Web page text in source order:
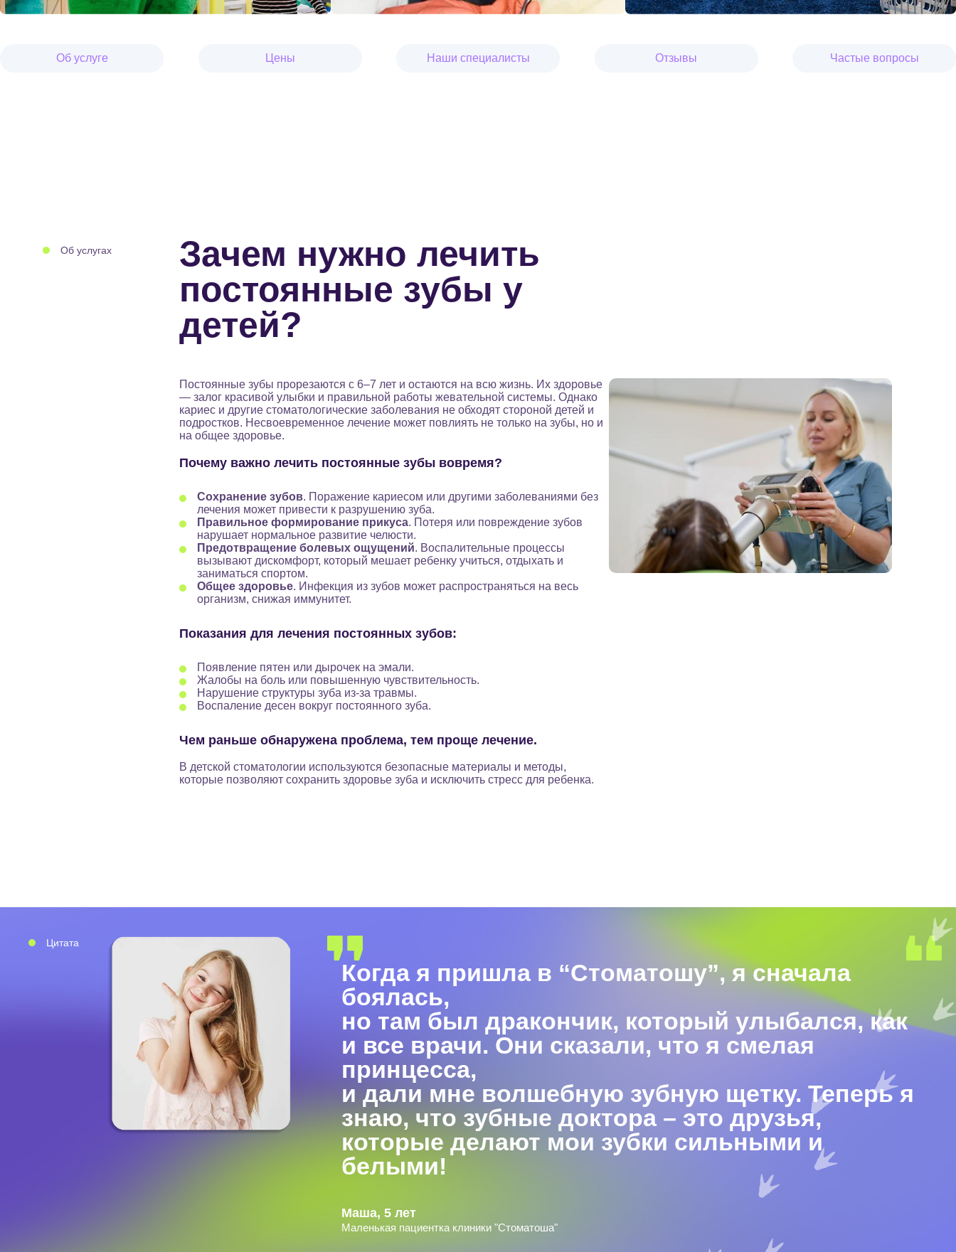
Об услуге Цены Наши специалисты Отзывы Частые вопросы
Об услугах
Зачем нужно лечить
постоянные зубы у
детей?
Постоянные зубы прорезаются с 6–7 лет и остаются на всю жизнь. Их здоровье
— залог красивой улыбки и правильной работы жевательной системы. Однако
кариес и другие стоматологические заболевания не обходят стороной детей и
подростков. Несвоевременное лечение может повлиять не только на зубы, но и
на общее здоровье.
Почему важно лечить постоянные зубы вовремя?
Сохранение зубов. Поражение кариесом или другими заболеваниями без
лечения может привести к разрушению зуба.
Правильное формирование прикуса. Потеря или повреждение зубов
нарушает нормальное развитие челюсти.
Предотвращение болевых ощущений. Воспалительные процессы
вызывают дискомфорт, который мешает ребенку учиться, отдыхать и
заниматься спортом.
Общее здоровье. Инфекция из зубов может распространяться на весь
организм, снижая иммунитет.
Показания для лечения постоянных зубов:
Появление пятен или дырочек на эмали.
Жалобы на боль или повышенную чувствительность.
Нарушение структуры зуба из-за травмы.
Воспаление десен вокруг постоянного зуба.
Чем раньше обнаружена проблема, тем проще лечение.
В детской стоматологии используются безопасные материалы и методы,
которые позволяют сохранить здоровье зуба и исключить стресс для ребенка.
Цитата
Когда я пришла в “Стоматошу”, я сначала
боялась,
но там был дракончик, который улыбался, как
и все врачи. Они сказали, что я смелая
принцесса,
и дали мне волшебную зубную щетку. Теперь я
знаю, что зубные доктора – это друзья,
которые делают мои зубки сильными и
белыми!
Маша, 5 лет
Маленькая пациентка клиники "Стоматоша"